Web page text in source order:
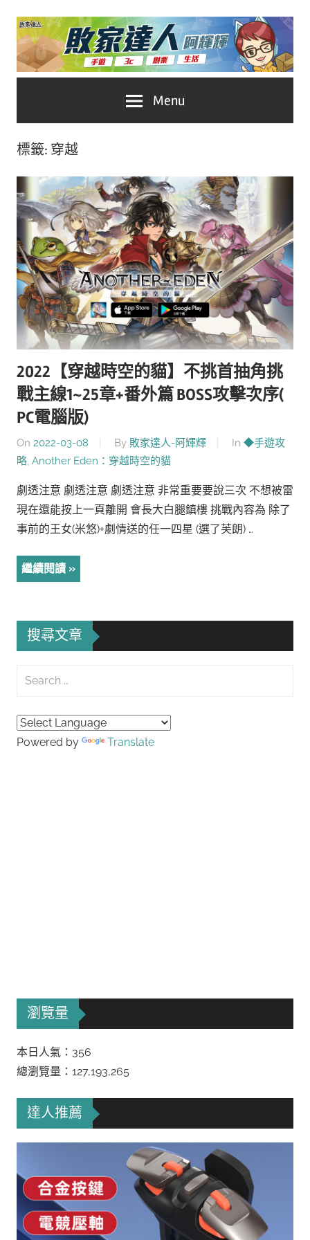
Skip
content
家
人
推
薦
No.1
遊
戲
科
技
自
體。
Menu
標籤: 穿越
2022【穿越時空的貓】不挑首抽角挑
戰主線1~25章+番外篇 BOSS攻擊次序(
PC電腦版)
On 2022-03-08 By 敗家達人-阿輝輝 In ◆手遊攻
略, Another Eden：穿越時空的貓
劇透注意 劇透注意 劇透注意 非常重要要說三次 不想被雷
現在還能按上一頁離開 會長大白腿鎮樓 挑戰內容為 除了
事前的王女(米悠)+劇情送的任一四星 (選了芙朗) …
繼續閱讀
搜尋文章
Search
Powered by Translate
瀏覽量
本日人氣：356
總瀏覽量：127,193,265
達人推薦